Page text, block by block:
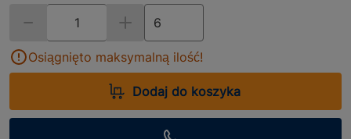
Osiągnięto maksymalną ilość!
Dodaj do koszyka